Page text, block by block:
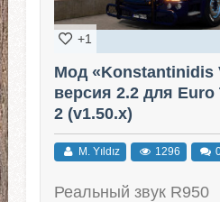
+1
Мод «Konstantinidis
версия 2.2 для
2 (v1.50.x)
M. Yıldız 1296
Реальный звук R950